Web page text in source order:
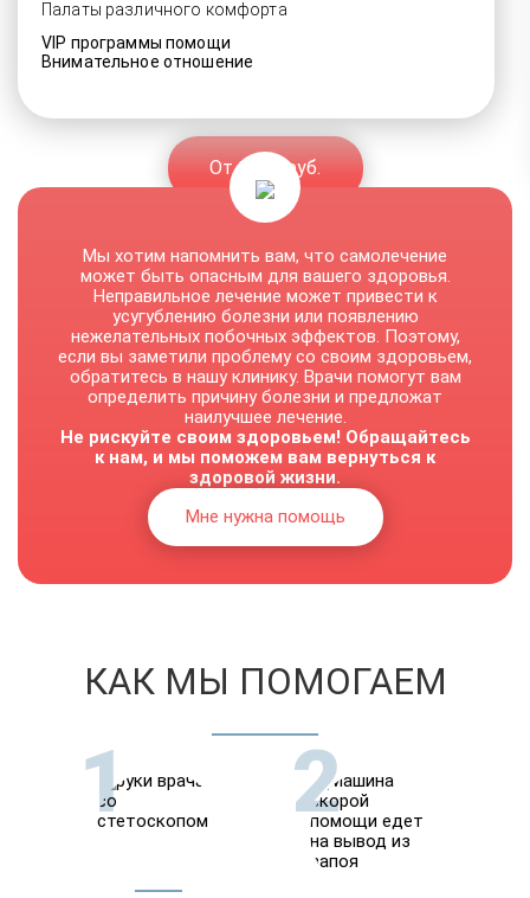
Палаты различного комфорта
VIP программы помощи
Внимательное отношение
От 1500 руб.
Мы хотим напомнить вам, что самолечение
может быть опасным для вашего здоровья.
Неправильное лечение может привести к
усугублению болезни или появлению
нежелательных побочных эффектов. Поэтому,
если вы заметили проблему со своим здоровьем,
обратитесь в нашу клинику. Врачи помогут вам
определить причину болезни и предложат
наилучшее лечение.
Не рискуйте своим здоровьем! Обращайтесь
к нам, и мы поможем вам вернуться к
здоровой жизни.
Мне нужна помощь
КАК МЫ ПОМОГАЕМ
1 2